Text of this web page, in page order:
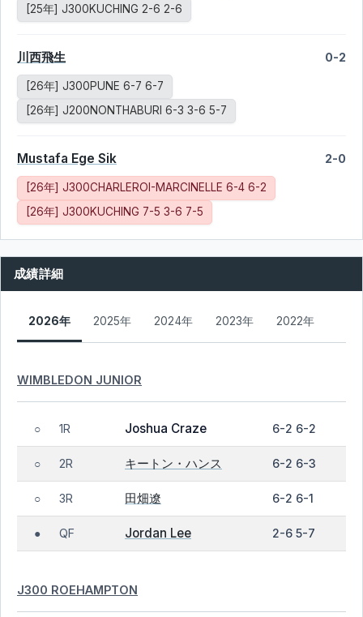
[25年] J300KUCHING 2-6 2-6
川西飛生 0-2
[26年] J300PUNE 6-7 6-7
[26年] J200NONTHABURI 6-3 3-6 5-7
Mustafa Ege Sik 2-0
[26年] J300CHARLEROI-MARCINELLE 6-4 6-2
[26年] J300KUCHING 7-5 3-6 7-5
成績詳細
2026年 2025年 2024年 2023年 2022年
WIMBLEDON JUNIOR
○ 1R Joshua Craze 6-2 6-2
○ 2R キートン・ハンス 6-2 6-3
○ 3R 田畑遼 6-2 6-1
● QF Jordan Lee 2-6 5-7
J300 ROEHAMPTON